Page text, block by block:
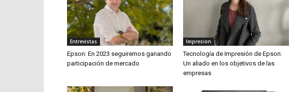
Entrevistas
Epson: En 2023 seguiremos ganando
participación de mercado
Impresion
Tecnología de Impresión de Epson:
Un aliado en los objetivos de las
empresas